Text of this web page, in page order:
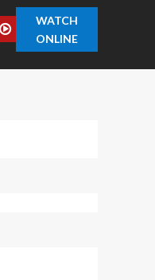
WATCH
ONLINE